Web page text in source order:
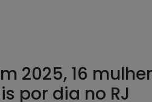
2025, 16
por dia no RJ